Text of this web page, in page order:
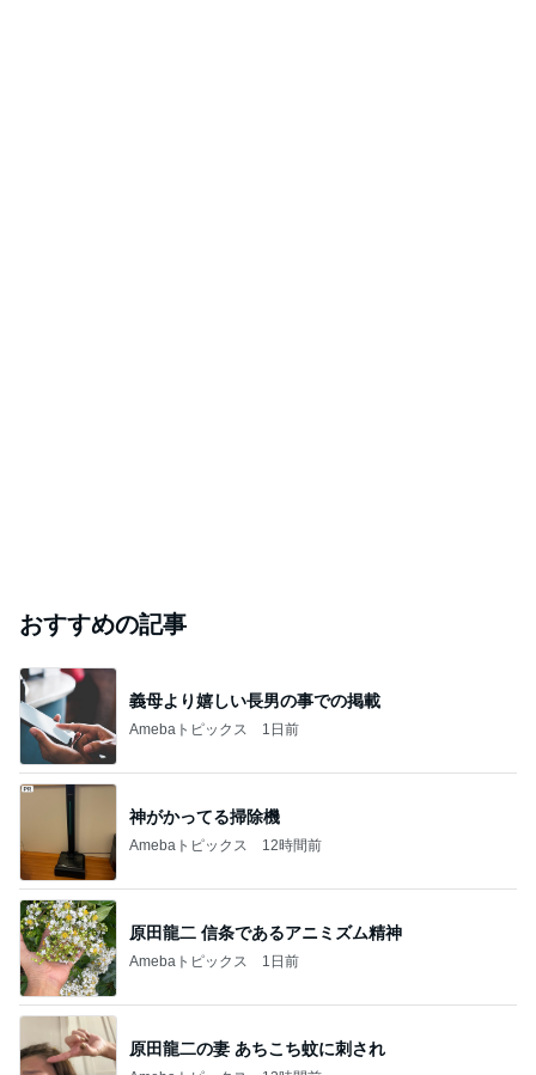
おすすめの記事
義母より嬉しい長男の事での掲載
Amebaトピックス 1日前
神がかってる掃除機
Amebaトピックス 12時間前
原田龍二 信条であるアニミズム精神
Amebaトピックス 1日前
原田龍二の妻 あちこち蚊に刺され